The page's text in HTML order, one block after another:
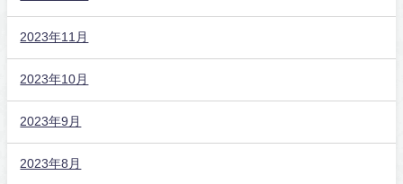
2023年11月
2023年10月
2023年9月
2023年8月